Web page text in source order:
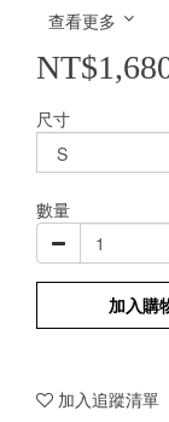
查看更多
尺寸
數量
加入購
加入追蹤清單